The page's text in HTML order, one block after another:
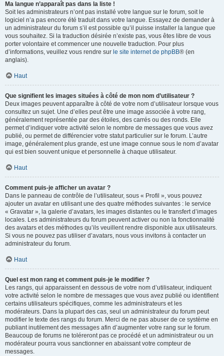
Ma langue n’apparaît pas dans la liste !
Soit les administrateurs n’ont pas installé votre langue sur le forum, soit le
logiciel n’a pas encore été traduit dans votre langue. Essayez de demander à
un administrateur du forum s’il est possible qu’il puisse installer la langue que
vous souhaitez. Si la traduction désirée n’existe pas, vous êtes libre de vous
porter volontaire et commencer une nouvelle traduction. Pour plus
d’informations, veuillez vous rendre sur le site internet de phpBB® (en
anglais).
Haut
Que signifient les images situées à côté de mon nom d’utilisateur ?
Deux images peuvent apparaître à côté de votre nom d’utilisateur lorsque vous
consultez un sujet. Une d’elles peut être une image associée à votre rang,
généralement représentée par des étoiles, des carrés ou des ronds. Elle
permet d’indiquer votre activité selon le nombre de messages que vous avez
publié, ou permet de différencier votre statut particulier sur le forum. L’autre
image, généralement plus grande, est une image connue sous le nom d’avatar
qui est bien souvent unique et personnelle à chaque utilisateur.
Haut
Comment puis-je afficher un avatar ?
Dans le panneau de contrôle de l’utilisateur, sous « Profil », vous pouvez
ajouter un avatar en utilisant une des quatre méthodes suivantes : le service
« Gravatar », la galerie d’avatars, les images distantes ou le transfert d’images
locales. Les administrateurs du forum peuvent activer ou non la fonctionnalité
des avatars et des méthodes qu’ils veuillent rendre disponible aux utilisateurs.
Si vous ne pouvez pas utiliser d’avatars, nous vous invitons à contacter un
administrateur du forum.
Haut
Quel est mon rang et comment puis-je le modifier ?
Les rangs, qui apparaissent en dessous de votre nom d’utilisateur, indiquent
votre activité selon le nombre de messages que vous avez publié ou identifient
certains utilisateurs spécifiques, comme les administrateurs et les
modérateurs. Dans la plupart des cas, seul un administrateur du forum peut
modifier le texte des rangs du forum. Merci de ne pas abuser de ce système en
publiant inutilement des messages afin d’augmenter votre rang sur le forum.
Beaucoup de forums ne toléreront pas ce procédé et un administrateur ou un
modérateur pourra vous sanctionner en abaissant votre compteur de
messages.